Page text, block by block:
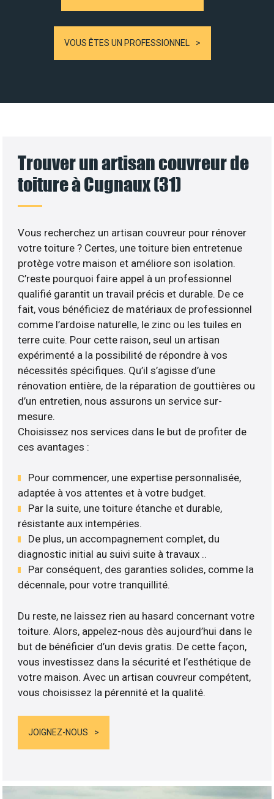
VOUS ÊTES UN PROFESSIONNEL
Trouver un artisan couvreur de
toiture à Cugnaux (31)
Vous recherchez un artisan couvreur pour rénover
votre toiture ? Certes, une toiture bien entretenue
protège votre maison et améliore son isolation.
C’reste pourquoi faire appel à un professionnel
qualifié garantit un travail précis et durable. De ce
fait, vous bénéficiez de matériaux de professionnel
comme l’ardoise naturelle, le zinc ou les tuiles en
terre cuite. Pour cette raison, seul un artisan
expérimenté a la possibilité de répondre à vos
nécessités spécifiques. Qu’il s’agisse d’une
rénovation entière, de la réparation de gouttières ou
d’un entretien, nous assurons un service sur-
mesure.
Choisissez nos services dans le but de profiter de
ces avantages :
Pour commencer, une expertise personnalisée,
adaptée à vos attentes et à votre budget.
Par la suite, une toiture étanche et durable,
résistante aux intempéries.
De plus, un accompagnement complet, du
diagnostic initial au suivi suite à travaux ..
Par conséquent, des garanties solides, comme la
décennale, pour votre tranquillité.
Du reste, ne laissez rien au hasard concernant votre
toiture. Alors, appelez-nous dès aujourd’hui dans le
but de bénéficier d’un devis gratis. De cette façon,
vous investissez dans la sécurité et l’esthétique de
votre maison. Avec un artisan couvreur compétent,
vous choisissez la pérennité et la qualité.
JOIGNEZ-NOUS